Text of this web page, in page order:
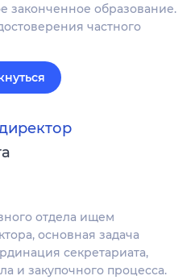
законченное образование.
частного
отдела ищем
основная задача
секретариата,
и закупочного процесса.